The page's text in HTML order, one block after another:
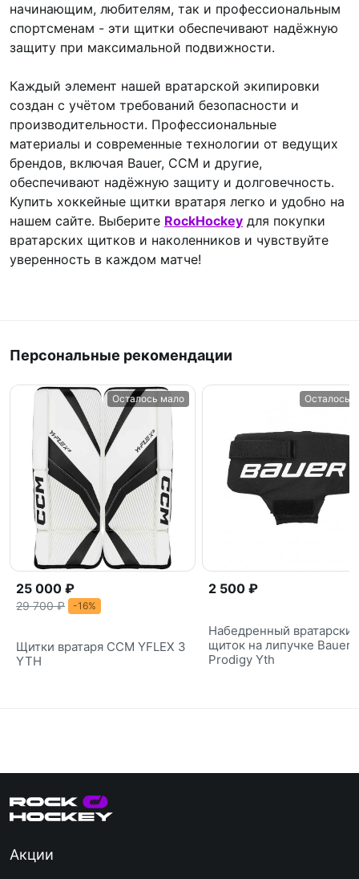
начинающим, любителям, так и профессиональным
спортсменам - эти щитки обеспечивают надёжную
защиту при максимальной подвижности.
Каждый элемент нашей вратарской экипировки
создан с учётом требований безопасности и
производительности. Профессиональные
материалы и современные технологии от ведущих
брендов, включая Bauer, CCM и другие,
обеспечивают надёжную защиту и долговечность.
Купить хоккейные щитки вратаря легко и удобно на
нашем сайте. Выберите RockHockey для покупки
вратарских щитков и наколенников и чувствуйте
уверенность в каждом матче!
Персональные рекомендации
Осталось мало
25 000 ₽
29 700 ₽ -16%
Щитки вратаря CCM YFLEX 3
YTH
Осталось
2 500 ₽
Набедренный вратарский
щиток на липучке Bauer
Prodigy Yth
Акции